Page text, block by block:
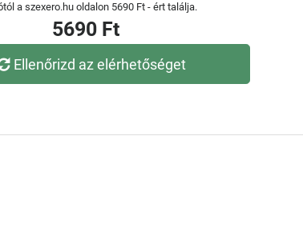
a szexero.hu oldalon 5690 Ft - ért találja.
5690 Ft
Ellenőrizd az elérhetőséget